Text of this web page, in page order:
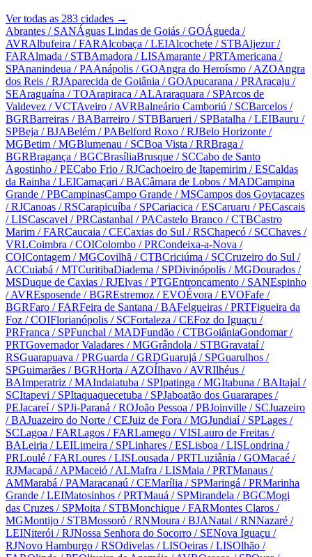
Ver todas as 283 cidades →
Abrantes / SANÁguas Lindas de Goiás / GOÁgueda /
AVRAlbufeira / FARAlcobaça / LEIAlcochete / STBAljezur/
FARAlmada / STBAmadora / LISAmarante / PRTAmericana /
SPAnanindeua / PAAnápolis / GOAngra do Heroísmo / AZOAngra
dos Reis / RJAparecida de Goiânia / GOApucarana / PRAracaju /
SEAraguaína / TOArapiraca / ALAraraquara / SPArcos de
Valdevez / VCTAveiro / AVRBalneário Camboriú / SCBarcelos /
BGRBarreiras / BABarreiro / STBBarueri / SPBatalha / LEIBauru /
SPBeja / BJABelém / PABelford Roxo / RJBelo Horizonte /
MGBetim / MGBlumenau / SCBoa Vista / RRBraga /
BGRBragança / BGCBrasíliaBrusque / SCCabo de Santo
Agostinho / PECabo Frio / RJCachoeiro de Itapemirim / ESCaldas
da Rainha / LEICamaçari / BACâmara de Lobos / MADCampina
Grande / PBCampinasCampo Grande / MSCampos dos Goytacazes
/ RJCanoas / RSCarapicuíba / SPCariacica / ESCaruaru / PECascais
/ LISCascavel / PRCastanhal / PACastelo Branco / CTBCastro
Marim / FARCaucaia / CECaxias do Sul / RSChapecó / SCChaves /
VRLCoimbra / COIColombo / PRCondeixa-a-Nova /
COIContagem / MGCovilhã / CTBCriciúma / SCCruzeiro do Sul /
ACCuiabá / MTCuritibaDiadema / SPDivinópolis / MGDourados /
MSDuque de Caxias / RJElvas / PTGEntroncamento / SANEspinho
/ AVREsposende / BGREstremoz / EVOÉvora / EVOFafe /
BGRFaro / FARFeira de Santana / BAFelgueiras / PRTFigueira da
Foz / COIFlorianópolis / SCFortaleza / CEFoz do Iguaçu /
PRFranca / SPFunchal / MADFundão / CTBGoiâniaGondomar/
PRTGovernador Valadares / MGGrândola / STBGravataí/
RSGuarapuava / PRGuarda / GRDGuarujá / SPGuarulhos /
SPGuimarães / BGRHorta / AZOÍlhavo / AVRIlhéus /
BAImperatriz / MAIndaiatuba / SPIpatinga / MGItabuna / BAItajaí/
SCItapevi / SPItaquaquecetuba / SPJaboatão dos Guararapes /
PEJacareí/ SPJi-Paraná / ROJoão Pessoa / PBJoinville / SCJuazeiro
/ BAJuazeiro do Norte / CEJuiz de Fora / MGJundiaí/ SPLages /
SCLagoa / FARLagos / FARLamego / VISLauro de Freitas /
BALeiria / LEILimeira / SPLinhares / ESLisboa / LISLondrina /
PRLoulé / FARLoures / LISLousada / PRTLuziânia / GOMacaé /
RJMacapá / APMaceió / ALMafra / LISMaia / PRTManaus /
AMMarabá / PAMaracanaú / CEMarília / SPMaringá / PRMarinha
Grande / LEIMatosinhos / PRTMauá / SPMirandela / BGCMogi
das Cruzes / SPMoita / STBMonchique / FARMontes Claros /
MGMontijo / STBMossoró / RNMoura / BJANatal / RNNazaré /
LEINiterói / RJNossa Senhora do Socorro / SENova Iguaçu /
RJNovo Hamburgo / RSOdivelas / LISOeiras / LISOlhão /